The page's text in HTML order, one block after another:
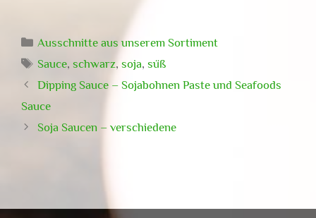
Kategorien
Ausschnitte aus unserem Sortiment
Schlagwörter
Sauce, schwarz,soja,süß
Dipping Sauce – Sojabohnen Paste und Seafoods
Sauce
Soja Saucen – verschiedene